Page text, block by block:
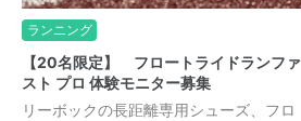
ランニング
【20名限定】 フロートライドランファ
スト プロ 体験モニター募集
リーボックの長距離専用シューズ、フロ